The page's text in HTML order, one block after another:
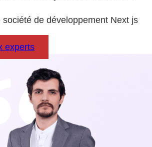
de développement Next js
experts